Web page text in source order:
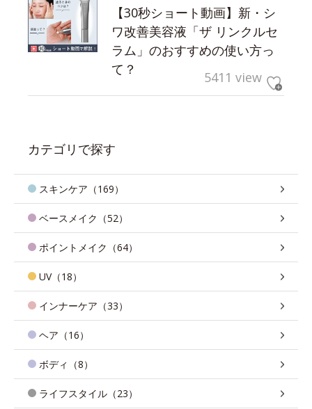
【30秒ショート動画】新・シ
ワ改善美容液「ザ リンクルセ
ラム」のおすすめの使い方っ
て？
5411 view
カテゴリで探す
スキンケア（169）
ベースメイク（52）
ポイントメイク（64）
UV（18）
インナーケア（33）
ヘア（16）
ボディ（8）
ライフスタイル（23）